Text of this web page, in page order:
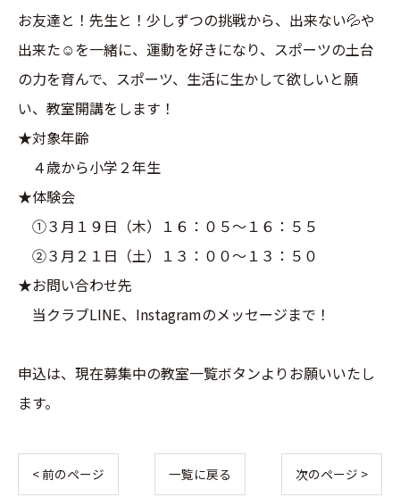
お友達と！先生と！少しずつの挑戦から、出来ない💦や
出来た☺️を一緒に、運動を好きになり、スポーツの土台
の力を育んで、スポーツ、生活に生かして欲しいと願
い、教室開講をします！
★対象年齢
４歳から小学２年生
★体験会
①３月１９日（木）１６：０５〜１６：５５
②３月２１日（土）１３：００〜１３：５０
★お問い合わせ先
当クラブLINE、Instagramのメッセージまで！
申込は、現在募集中の教室一覧ボタンよりお願いいたし
ます。
< 前のページ 一覧に戻る 次のページ >